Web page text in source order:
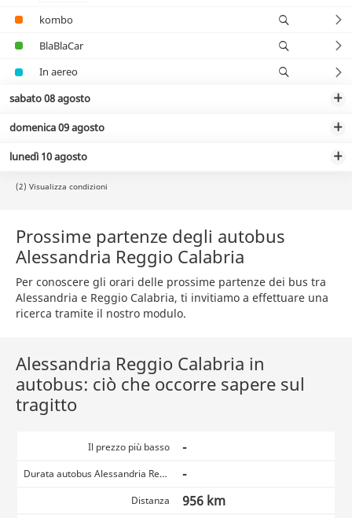
kombo
BlaBlaCar
In aereo
sabato 08 agosto
domenica 09 agosto
lunedì 10 agosto
(2) Visualizza condizioni
Prossime partenze degli autobus
Alessandria Reggio Calabria
Per conoscere gli orari delle prossime partenze dei bus tra
Alessandria e Reggio Calabria, ti invitiamo a effettuare una
ricerca tramite il nostro modulo.
Alessandria Reggio Calabria in
autobus: ciò che occorre sapere sul
tragitto
Il prezzo più basso -
Durata autobus Alessandria Reggio Calabria -
Distanza 956 km